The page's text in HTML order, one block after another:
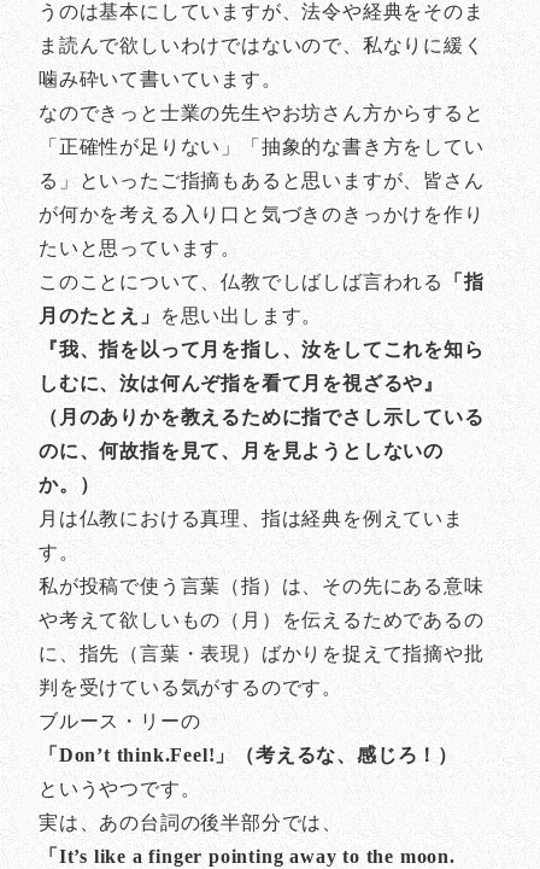
うのは基本にしていますが、法令や経典をそのま
ま読んで欲しいわけではないので、私なりに緩く
噛み砕いて書いています。
なのできっと士業の先生やお坊さん方からすると
「正確性が足りない」「抽象的な書き方をしてい
る」といったご指摘もあると思いますが、皆さん
が何かを考える入り口と気づきのきっかけを作り
たいと思っています。
このことについて、仏教でしばしば言われる
「指
月のたとえ」
を思い出します。
『我、指を以って月を指し、汝をしてこれを知ら
しむに、汝は何んぞ指を看て月を視ざるや』
（月のありかを教えるために指でさし示している
のに、何故指を見て、月を見ようとしないの
か。）
月は仏教における真理、指は経典を例えていま
す。
私が投稿で使う言葉（指）は、その先にある意味
や考えて欲しいもの（月）を伝えるためであるの
に、指先（言葉・表現）ばかりを捉えて指摘や批
判を受けている気がするのです。
ブルース・リーの
「Don’t think.Feel!」（考えるな、感じろ！）
というやつです。
実は、あの台詞の後半部分では、
「It’s like a finger pointing away to the moon.